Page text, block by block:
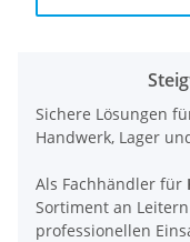
Sichere Lösungen
Handwerk, Lager
Als Fachhändler für
Sortiment an
professionellen